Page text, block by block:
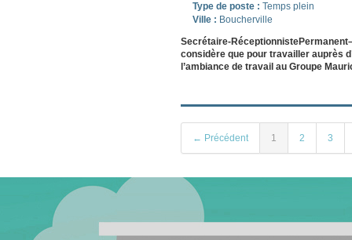
Type de poste : Temps plein
Ville : Boucherville
Secrétaire-
considère que pour travailler auprès
l’ambiance de travail au Groupe
← Précédent 1 2 3